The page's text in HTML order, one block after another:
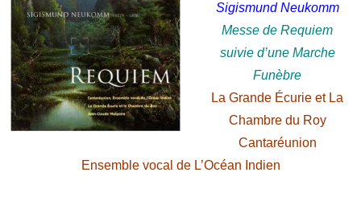
Sigismund Neukomm
Messe de Requiem
suivie d’une Marche
Funèbre
La Grande Écurie et La
Chambre du Roy
Cantaréunion
Ensemble vocal de L’Océan Indien